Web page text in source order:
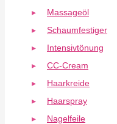
Massageöl
Schaumfestiger
Intensivtönung
CC-Cream
Haarkreide
Haarspray
Nagelfeile